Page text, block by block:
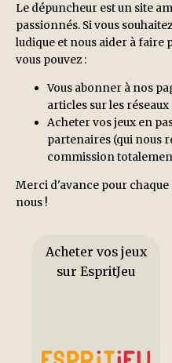
Le dépuncheur est un site
passionnés. Si vous
ludique et nous aider à faire
vous pouvez :
Vous abonner à nos
articles sur les réseaux
Acheter vos jeux en
partenaires (qui nous
commission
Merci d'avance pour chaque
nous !
Acheter vos jeux
sur EspritJeu